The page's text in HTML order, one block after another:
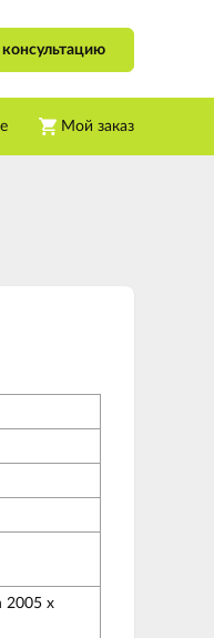
Мой заказ
консультацию
2005 х